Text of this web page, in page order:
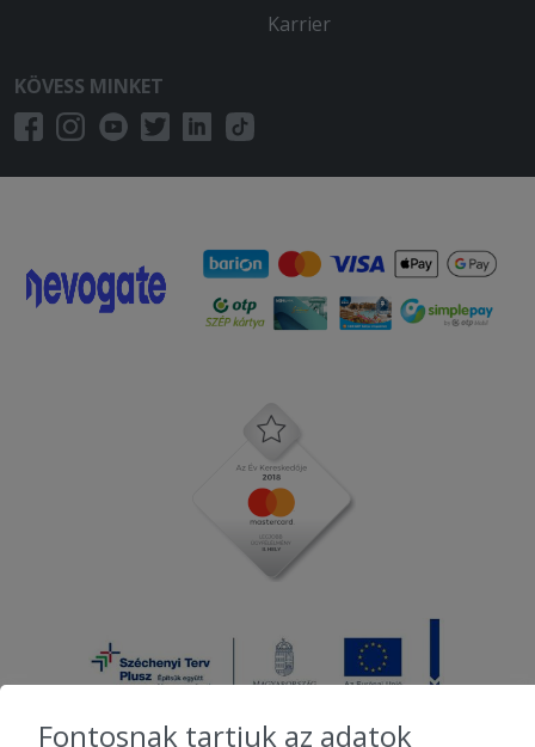
Karrier
KÖVESS MINKET
Fontosnak tartjuk az adatok